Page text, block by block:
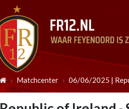
Matchcenter 06/06/2025 |